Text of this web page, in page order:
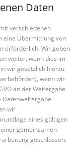
Daten
verschiedenen
eine Übermittlung von
erforderlich. Wir geben
weiter, wenn dies im
wir gesetzlich hierzu
wenn wir
an der Weitergabe
Datenweitergabe
wir
eines gültigen
gemeinsamen
geschlossen.